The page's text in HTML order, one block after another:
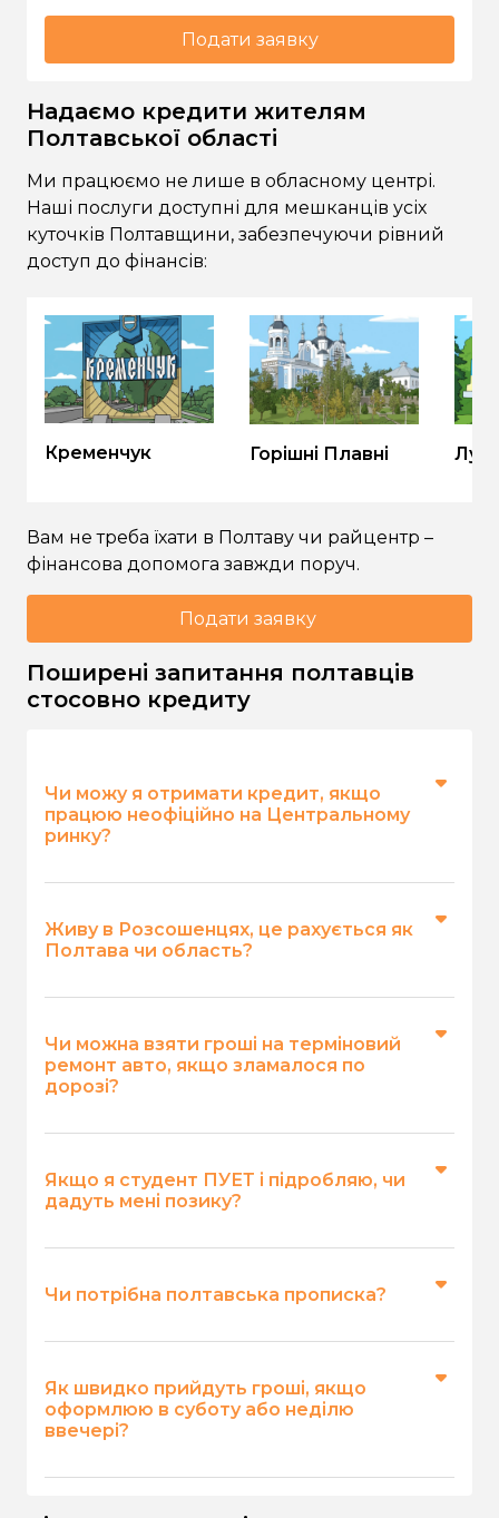
Подати заявку
Надаємо кредити жителям
Полтавської області
Ми працюємо не лише в обласному центрі.
Наші послуги доступні для мешканців усіх
куточків Полтавщини, забезпечуючи рівний
доступ до фінансів:
Кременчук Горішні Плавні
Вам не треба їхати в Полтаву чи райцентр –
фінансова допомога завжди поруч.
Подати заявку
Поширені запитання полтавців
стосовно кредиту
Чи можу я отримати кредит, якщо
працюю неофіційно на Центральному
ринку?
фактичного джерела доходу, який
дозволить вам вчасно повернути позику.
критичною вимогою.
Живу в Розсошенцях, це рахується як
Полтава чи область?
жодного значення. Ви можете отримати
кошти, перебуваючи в будь-якій точці
України, де є інтернет.
Чи можна взяти гроші на терміновий
ремонт авто, якщо зламалося по
дорозі?
призначення коштів. Ви можете
використати їх на ремонт машини, купівлю
Якщо я студент ПУЕТ і підробляю, чи
дадуть мені позику?
отримати кредит, якщо мають джерело
Чи потрібна полтавська прописка?
Місце вашої реєстрації може бути будь-
яким, головне – громадянство України.
Як швидко прийдуть гроші, якщо
оформлюю в суботу або неділю
ввечері?